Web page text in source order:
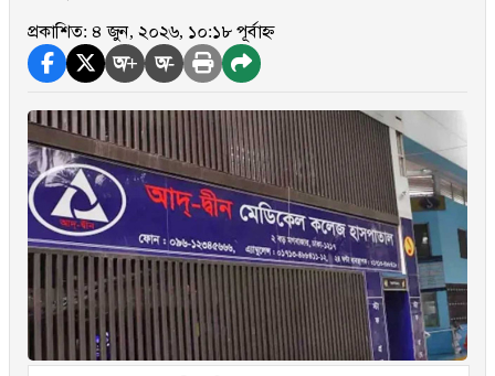
প্রকাশিত: ৪ জুন, ২০২৬, ১০:১৮ পূর্বাহ্ন
অ+ অ-